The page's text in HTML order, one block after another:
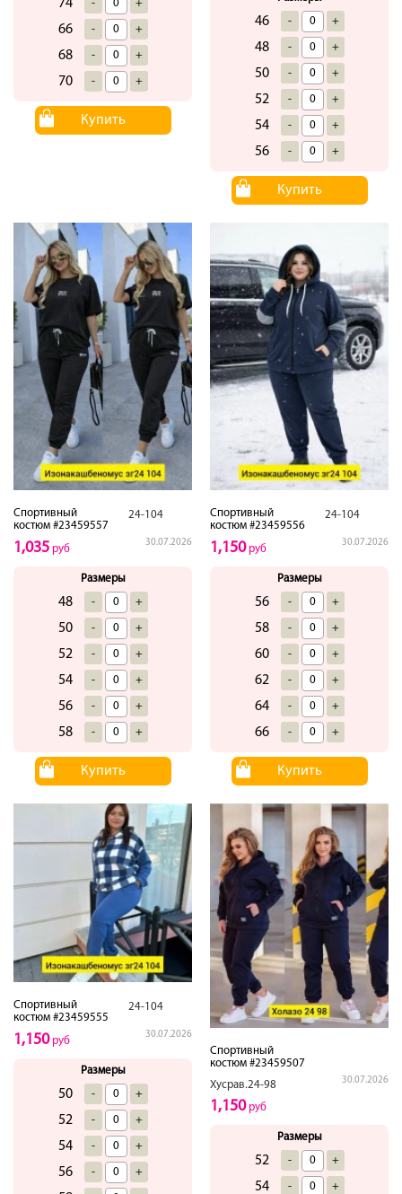
74 - +
66 - +
68 - +
70 - +
Купить
46 - +
48 - +
50 - +
52 - +
54 - +
56 - +
Купить
Спортивный
костюм #23459557
24-104
30.07.2026
1,035 руб
Размеры
48 - +
50 - +
52 - +
54 - +
56 - +
58 - +
Купить
Спортивный
костюм #23459556
24-104
30.07.2026
1,150руб
Размеры
56 - +
58 - +
60 - +
62 - +
64 - +
66 - +
Купить
Спортивный
костюм #23459555
24-104
30.07.2026
1,150руб
Размеры
50 - +
52 - +
54 - +
56 - +
Спортивный
костюм #23459507
Хусрав.24-98
30.07.2026
1,150руб
Размеры
52 - +
54 - +